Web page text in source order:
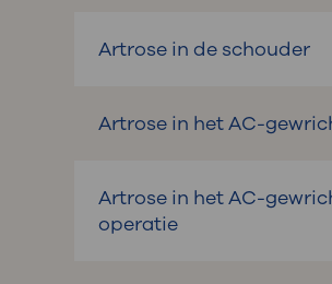
Artrose in de schouder
Artrose in het AC-
Artrose in het AC-
operatie